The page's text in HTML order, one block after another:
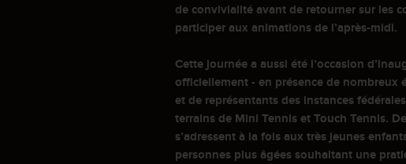
de convivialité avant de retourner sur les
participer aux animations de l’après-midi.
Cette journée a aussi été l’occasion
officiellement - en présence de nombreux
et de représentants des instances
terrains de Mini Tennis et Touch Tennis.
s’adressent à la fois aux très jeunes
personnes plus âgées souhaitant une